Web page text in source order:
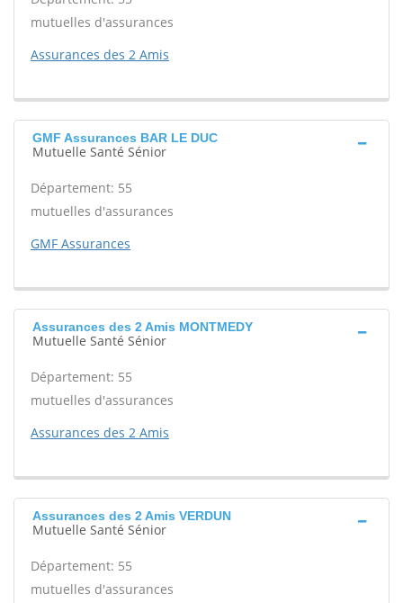
mutuelles d'assurances
Assurances des 2 Amis
GMF Assurances BAR LE DUC
Mutuelle Santé Sénior
Département: 55
mutuelles d'assurances
GMF Assurances
Assurances des 2 Amis MONTMEDY
Mutuelle Santé Sénior
Département: 55
mutuelles d'assurances
Assurances des 2 Amis
Assurances des 2 Amis VERDUN
Mutuelle Santé Sénior
Département: 55
mutuelles d'assurances